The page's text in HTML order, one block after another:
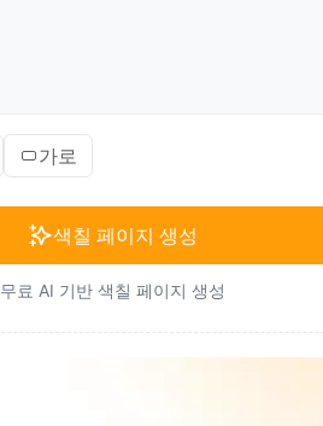
가로
색칠 페이지 생성
무료 AI 기반 색칠 페이지 생성